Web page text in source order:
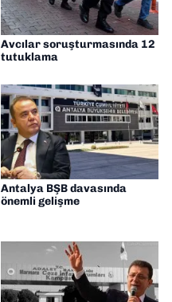
Avcılar soruşturmasında 12
tutuklama
Antalya BŞB davasında
önemli gelişme